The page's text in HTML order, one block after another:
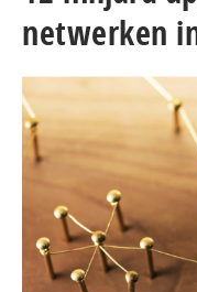
netwerken